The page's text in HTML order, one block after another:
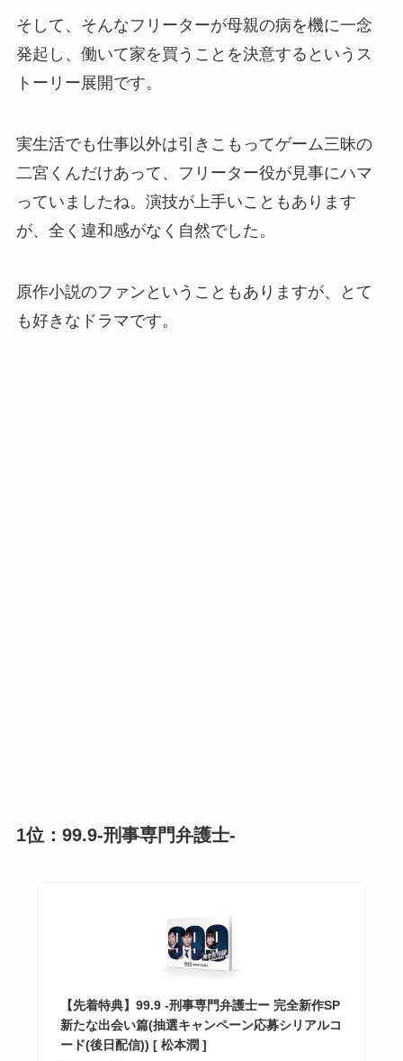
そして、そんなフリーターが母親の病を機に一念
発起し、働いて家を買うことを決意するというス
トーリー展開です。
実生活でも仕事以外は引きこもってゲーム三昧の
二宮くんだけあって、フリーター役が見事にハマ
っていましたね。演技が上手いこともあります
が、全く違和感がなく自然でした。
原作小説のファンということもありますが、とて
も好きなドラマです。
1位：99.9-刑事専門弁護士-
【先着特典】99.9 -刑事専門弁護士ー 完全新作SP
新たな出会い篇(抽選キャンペーン応募シリアルコ
ード(後日配信)) [ 松本潤 ]